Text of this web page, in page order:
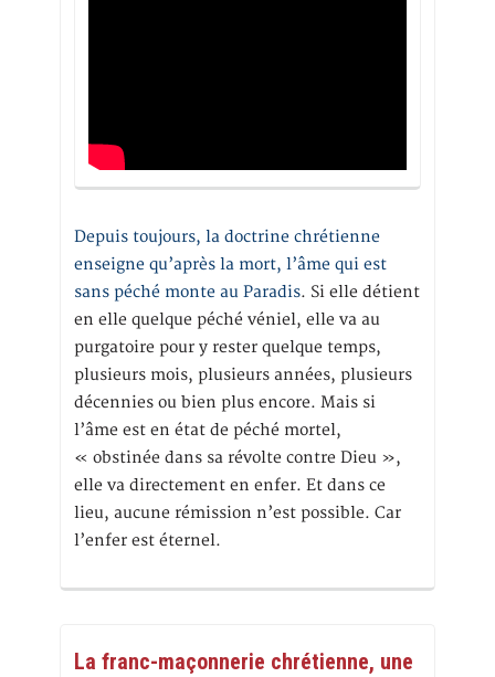
Depuis toujours, la doctrine chrétienne
enseigne qu’après la mort, l’âme qui est
sans péché monte au Paradis. Si elle détient
en elle quelque péché véniel, elle va au
purgatoire pour y rester quelque temps,
plusieurs mois, plusieurs années, plusieurs
décennies ou bien plus encore. Mais si
l’âme est en état de péché mortel,
« obstinée dans sa révolte contre Dieu »,
elle va directement en enfer. Et dans ce
lieu, aucune rémission n’est possible. Car
l’enfer est éternel.
La franc-maçonnerie chrétienne, une